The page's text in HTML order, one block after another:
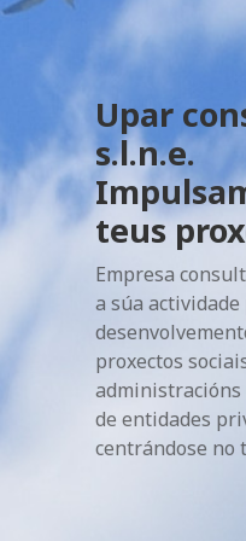
Upar
s.l.n.e.
teus
Empresa
a súa
proxectos
administracións
de entidades
centrándose no